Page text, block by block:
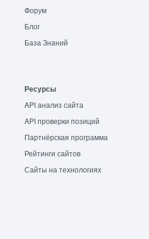
Форум
Блог
База Знаний
Ресурсы
API анализ сайта
API проверки позиций
Партнёрская программа
Рейтинги сайтов
Сайты на технологиях